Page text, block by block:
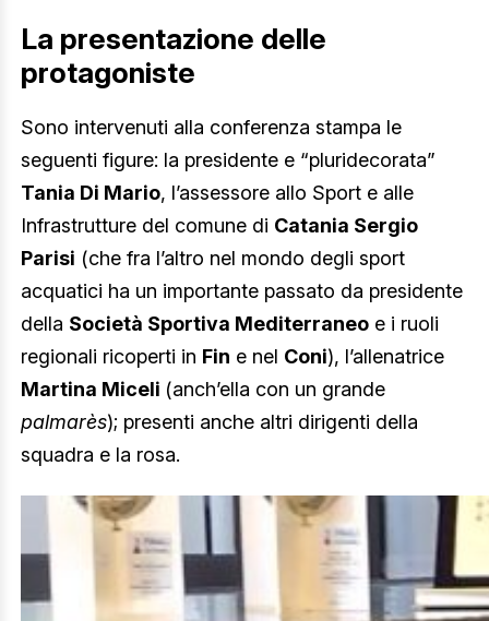
La presentazione delle
protagoniste
Sono intervenuti alla conferenza stampa le
seguenti figure: la presidente e “pluridecorata”
Tania Di Mario, l’assessore allo Sport e alle
Infrastrutture del comune di Catania Sergio
Parisi (che fra l’altro nel mondo degli sport
acquatici ha un importante passato da presidente
della Società Sportiva Mediterraneo e i ruoli
regionali ricoperti in Fin e nel Coni), l’allenatrice
Martina Miceli (anch’ella con un grande
palmarès); presenti anche altri dirigenti della
squadra e la rosa.